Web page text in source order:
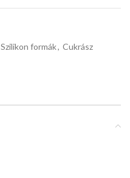
Szilikon formák, Cukrász